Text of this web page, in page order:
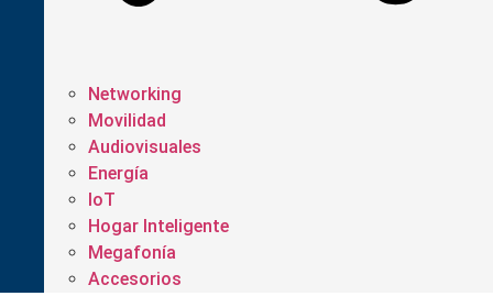
Networking
Movilidad
Audiovisuales
Energía
IoT
Hogar Inteligente
Megafonía
Accesorios